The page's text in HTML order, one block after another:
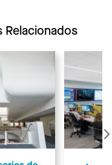
Relacionados